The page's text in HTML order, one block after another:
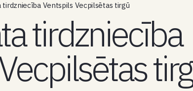
tirdzniecība Ventspils Vecpilsētas tirgū
tirdzniecība